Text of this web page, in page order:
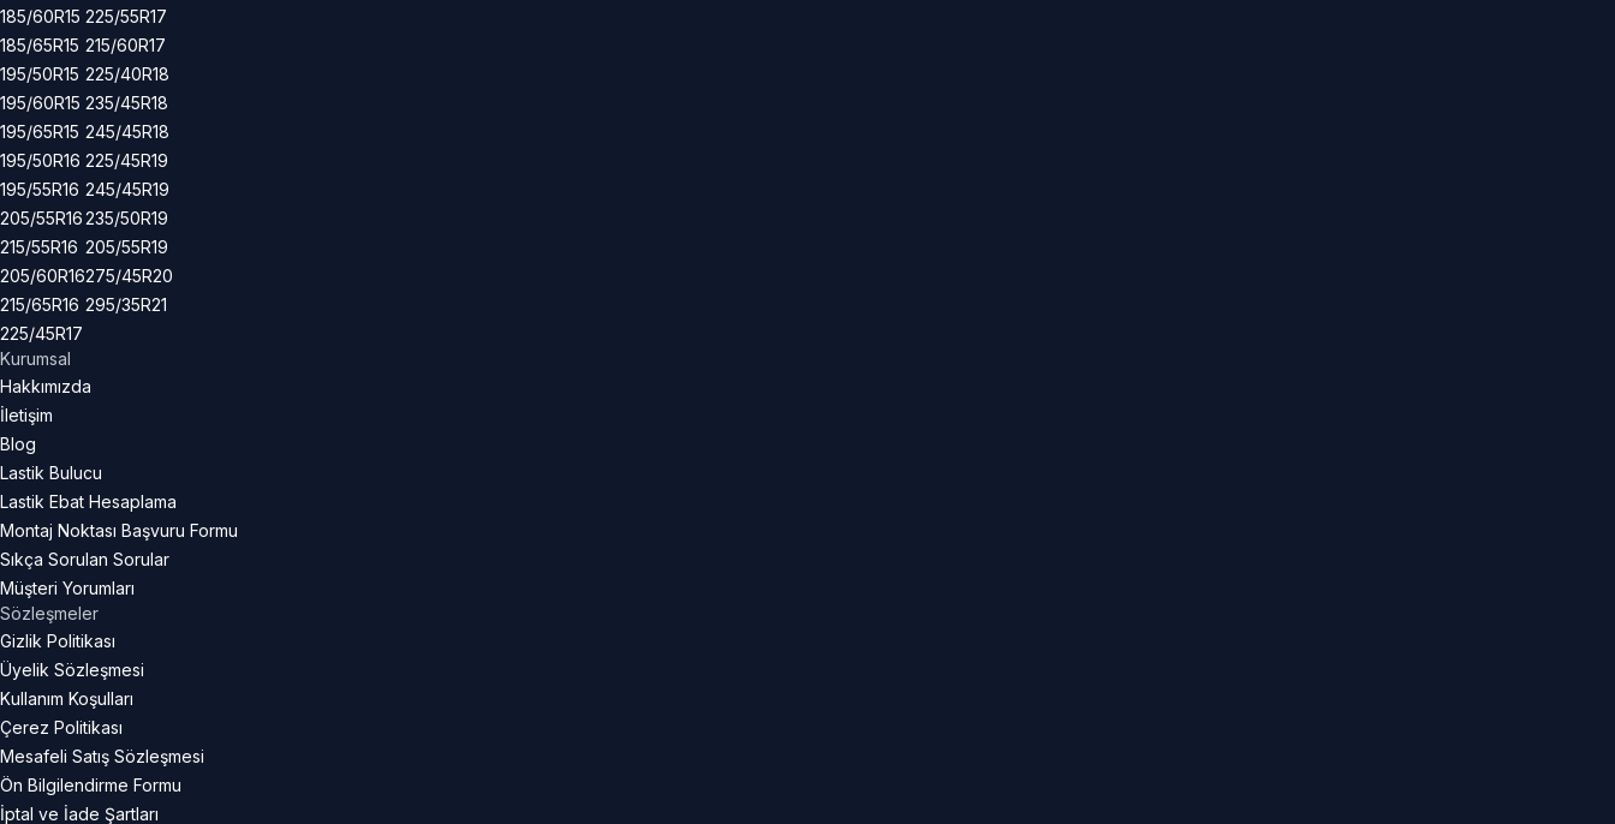
185/60R15
185/65R15
195/50R15
195/60R15
195/65R15
195/50R16
195/55R16
205/55R16
215/55R16
205/60R16
215/65R16
225/45R17
225/55R17
215/60R17
225/40R18
235/45R18
245/45R18
225/45R19
245/45R19
235/50R19
205/55R19
275/45R20
295/35R21
Kurumsal
Hakkımızda
İletişim
Blog
Lastik Bulucu
Lastik Ebat Hesaplama
Montaj Noktası Başvuru Formu
Sıkça Sorulan Sorular
Müşteri Yorumları
Sözleşmeler
Gizlik Politikası
Üyelik Sözleşmesi
Kullanım Koşulları
Çerez Politikası
Mesafeli Satış Sözleşmesi
Ön Bilgilendirme Formu
İptal ve İade Şartları